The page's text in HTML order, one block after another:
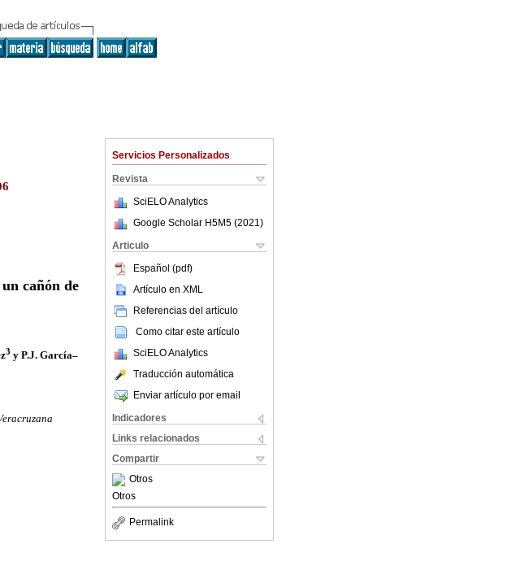
Servicios Personalizados
Revista
SciELO Analytics
Google Scholar H5M5 (2021 )
Articulo
Español (pdf)
Artículo en XML
Referencias del artículo
Como citar este artículo
SciELO Analytics
Traducción automática
Enviar artículo por email
Indicadores
Links relacionados
Compartir
Otros
Otros
Permalink
cañón de
3 y P.J. García–